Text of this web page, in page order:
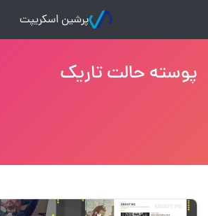
پرشین اسکریپت
پوسته حالت تاریک